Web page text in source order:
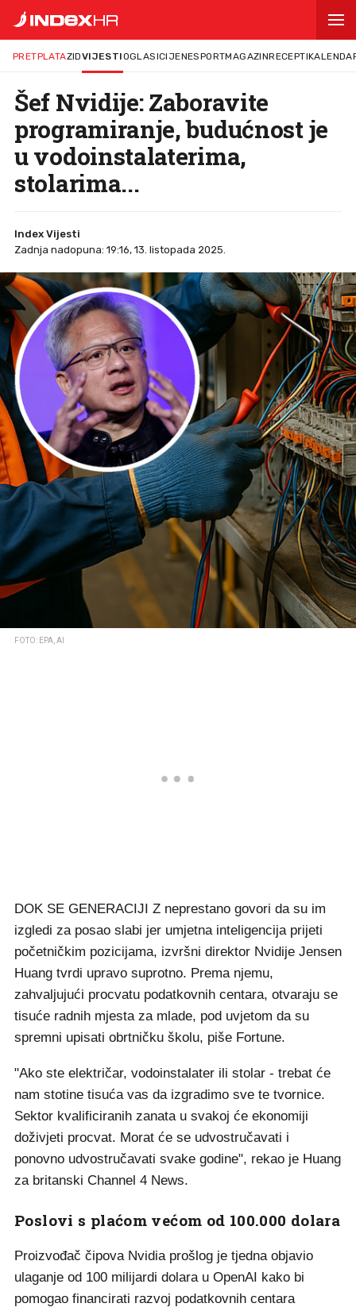
PRETPLATAZIDVIJESTIOGLASICIJENESPORTMAGAZINRECEPTI
Šef Nvidije: Zaboravite
programiranje, budućnost je
u vodoinstalaterima,
stolarima...
Index Vijesti
Zadnja nadopuna: 19:16, 13. listopada 2025.
FOTO: EPA, AI
DOK SE GENERACIJI Z neprestano govori da su im
izgledi za posao slabi jer umjetna inteligencija prijeti
početničkim pozicijama, izvršni direktor Nvidije Jensen
Huang tvrdi upravo suprotno. Prema njemu,
zahvaljujući procvatu podatkovnih centara, otvaraju se
tisuće radnih mjesta za mlade, pod uvjetom da su
spremni upisati obrtničku školu, piše Fortune.
"Ako ste električar, vodoinstalater ili stolar - trebat će
nam stotine tisuća vas da izgradimo sve te tvornice.
Sektor kvalificiranih zanata u svakoj će ekonomiji
doživjeti procvat. Morat će se udvostručavati i
ponovno udvostručavati svake godine", rekao je Huang
za britanski Channel 4 News.
Poslovi s plaćom većom od 100.000 dolara
Proizvođač čipova Nvidia prošlog je tjedna objavio
ulaganje od 100 milijardi dolara u OpenAI kako bi
pomogao financirati razvoj podatkovnih centara